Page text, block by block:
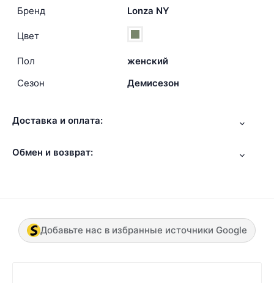
Бренд
Lonza NY
Цвет
Пол
женский
Сезон
Демисезон
Доставка и оплата:
Обмен и возврат:
Добавьте нас в избранные источники Google